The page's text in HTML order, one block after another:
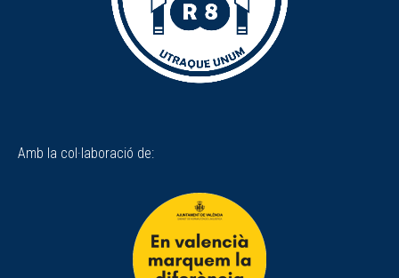
Amb la col·laboració de: